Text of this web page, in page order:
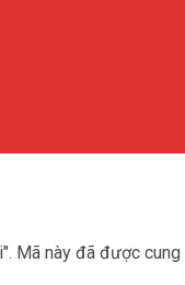
này đã được